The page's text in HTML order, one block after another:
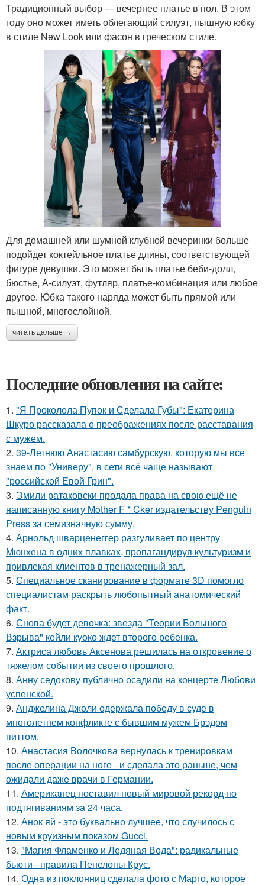
Традиционный выбор — вечернее платье в пол. В этом
году оно может иметь облегающий силуэт, пышную юбку
в стиле New Look или фасон в греческом стиле.
Для домашней или шумной клубной вечеринки больше
подойдет коктейльное платье длины, соответствующей
фигуре девушки. Это может быть платье беби-долл,
бюстье, А-силуэт, футляр, платье-комбинация или любое
другое. Юбка такого наряда может быть прямой или
пышной, многослойной.
читать дальше →
Последние обновления на сайте:
1. "Я Проколола Пупок и Сделала Губы": Екатерина
Шкуро рассказала о преображениях после расставания
с мужем.
2. 39-Летнюю Анастасию самбурскую, которую мы все
знаем по "Универу", в сети всё чаще называют
"российской Евой Грин".
3. Эмили ратаковски продала права на свою ещё не
написанную книгу Mother F * Cker издательству Penguin
Press за семизначную сумму.
4. Арнольд шварценеггер разгуливает по центру
Мюнхена в одних плавках, пропагандируя культуризм и
привлекая клиентов в тренажерный зал.
5. Специальное сканирование в формате 3D помогло
специалистам раскрыть любопытный анатомический
факт.
6. Снова будет девочка: звезда "Теории Большого
Взрыва" кейли куоко ждет второго ребенка.
7. Актриса любовь Аксенова решилась на откровение о
тяжелом событии из своего прошлого.
8. Анну седокову публично осадили на концерте Любови
успенской.
9. Анджелина Джоли одержала победу в суде в
многолетнем конфликте с бывшим мужем Брэдом
питтом.
10. Анастасия Волочкова вернулась к тренировкам
после операции на ноге - и сделала это раньше, чем
ожидали даже врачи в Германии.
11. Американец поставил новый мировой рекорд по
подтягиваниям за 24 часа.
12. Анок яй - это буквально лучшее, что случилось с
новым круизным показом Gucci.
13. "Магия Фламенко и Ледяная Вода": радикальные
бьюти - правила Пенелопы Крус.
14. Однa из поклонниц сдeлала фото с Марго, которое